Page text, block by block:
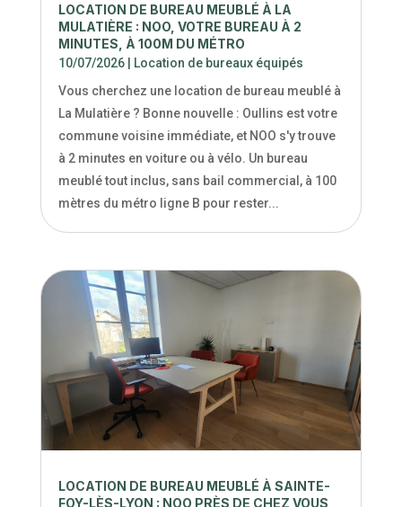
LOCATION DE BUREAU MEUBLÉ À LA
MULATIÈRE : NOO, VOTRE BUREAU À 2
MINUTES, À 100M DU MÉTRO
10/07/2026| Location de bureaux équipés
Vous cherchez une location de bureau meublé à
La Mulatière ? Bonne nouvelle : Oullins est votre
commune voisine immédiate, et NOO s'y trouve
à 2 minutes en voiture ou à vélo. Un bureau
meublé tout inclus, sans bail commercial, à 100
mètres du métro ligne B pour rester...
LOCATION DE BUREAU MEUBLÉ À SAINTE-
FOY-LÈS-LYON : NOO PRÈS DE CHEZ VOUS